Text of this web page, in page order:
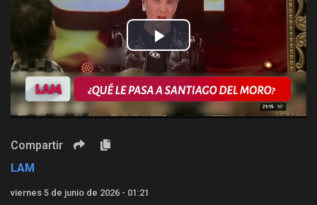
Play
Video
Compartir
LAM
viernes 5 de junio de 2026 - 01:21